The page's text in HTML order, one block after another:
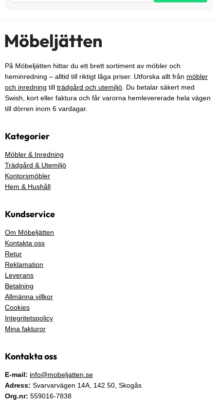
På Möbeljätten hittar du ett brett sortiment av möbler och
heminredning – alltid till riktigt låga priser. Utforska allt från möbler
och inredning till trädgård och utemiljö . Du betalar säkert med
Swish, kort eller faktura och får varorna hemlevererade hela vägen
till dörren inom 6 vardagar.
Kategorier
Möbler & Inredning
Trädgård & Utemiljö
Kontorsmöbler
Hem & Hushåll
Kundservice
Om Möbeljätten
Kontakta oss
Retur
Reklamation
Leverans
Betalning
Allmänna villkor
Cookies
Integritetspolicy
Mina fakturor
Kontakta oss
E-mail: info@mobeljatten.se
Adress: Svarvarvägen 14A, 142 50 , Skogås
Org.nr: 559016-7838